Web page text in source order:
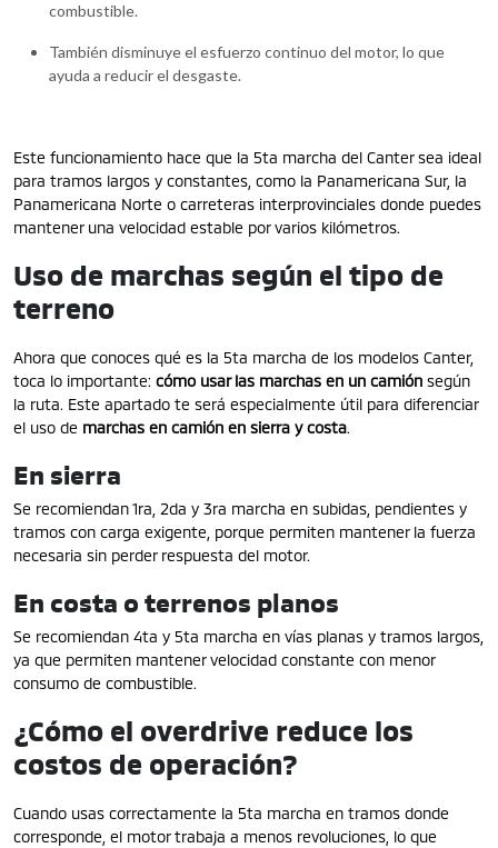
combustible.
También disminuye el esfuerzo continuo del motor, lo que
ayuda a reducir el desgaste.
Este funcionamiento hace que la 5ta marcha del Canter sea ideal
para tramos largos y constantes, como la Panamericana Sur, la
Panamericana Norte o carreteras interprovinciales donde puedes
mantener una velocidad estable por varios kilómetros.
Uso de marchas según el tipo de
terreno
Ahora que conoces qué es la 5ta marcha de los modelos Canter,
toca lo importante: cómo usar las marchas en un camión según
la ruta. Este apartado te será especialmente útil para diferenciar
el uso de marchas en camión en sierra y costa.
En sierra
Se recomiendan 1ra, 2da y 3ra marcha en subidas, pendientes y
tramos con carga exigente, porque permiten mantener la fuerza
necesaria sin perder respuesta del motor.
En costa o terrenos planos
Se recomiendan 4ta y 5ta marcha en vías planas y tramos largos,
ya que permiten mantener velocidad constante con menor
consumo de combustible.
¿Cómo el overdrive reduce los
costos de operación?
Cuando usas correctamente la 5ta marcha en tramos donde
corresponde, el motor trabaja a menos revoluciones, lo que